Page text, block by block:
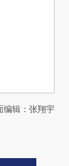
编辑：张翔宇